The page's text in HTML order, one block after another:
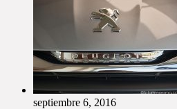
septiembre 6, 2016